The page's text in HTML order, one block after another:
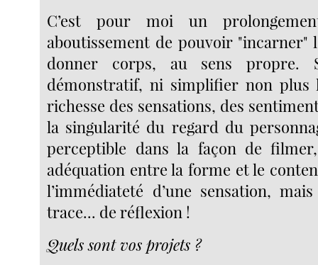
C’est pour moi un
aboutissement de pouvoir "incarner"
donner corps, au sens propre.
démonstratif, ni simplifier non plus
richesse des sensations, des
la singularité du regard du
perceptible dans la façon de
adéquation entre la forme et le
l’immédiateté d’une sensation,
trace... de réflexion !
Quels sont vos projets ?